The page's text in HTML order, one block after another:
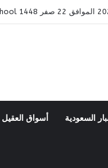
السعودية أسواق العقيل